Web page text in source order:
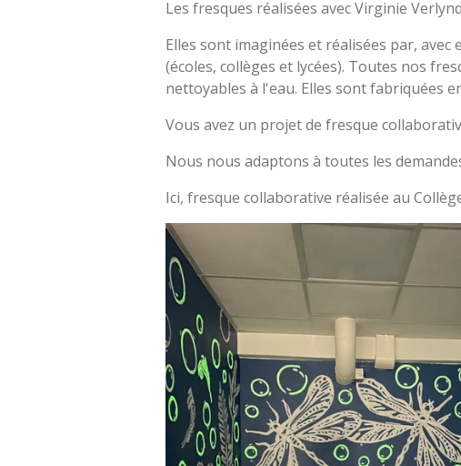
Les fresques réalisées avec Virginie
Elles sont imaginées et réalisées par,
(écoles, collèges et lycées). Toutes nos
nettoyables à l'eau. Elles sont fabriquées
Vous avez un projet de fresque
Nous nous adaptons à toutes les
Ici, fresque collaborative réalisée au